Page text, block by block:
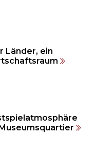
Länder, ein